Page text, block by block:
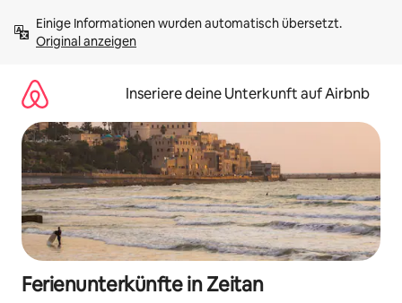
Inhalten
springenOriginal anzeigen
Inseriere deine Unterkunft auf Airbnb
Ferienunterkünfte in Zeitan